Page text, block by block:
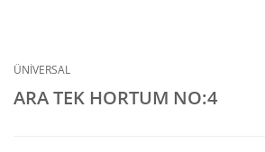
ÜNİVERSAL
ARA TEK HORTUM NO:4